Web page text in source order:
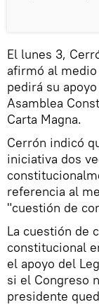
El lunes 3,
afirmó al
pedirá su
Asamblea
Carta Magna.
Cerrón indicó
iniciativa dos
referencia al
"cuestión de
La cuestión de
constitucional
el apoyo del
si el Congreso
presidente